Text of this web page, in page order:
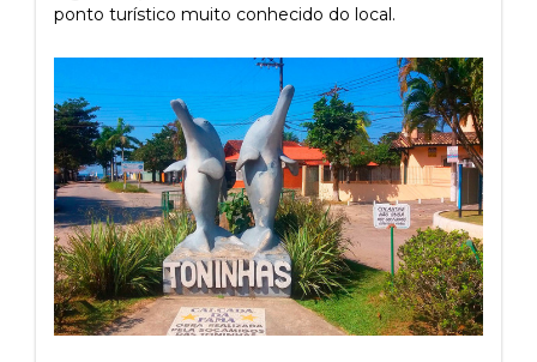
ponto turístico muito conhecido do local.